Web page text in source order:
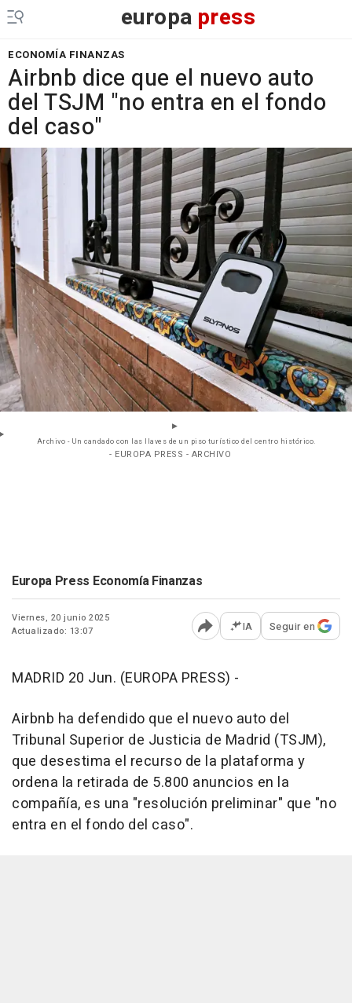
europa press
ECONOMÍA FINANZAS
Airbnb dice que el nuevo auto
del TSJM "no entra en el fondo
del caso"
Archivo - Un candado con las llaves de un piso turístico del centro histórico.
- EUROPA PRESS - ARCHIVO
Europa Press Economía Finanzas
Viernes, 20 junio 2025
Actualizado: 13:07
Abrir opciones para
IA Seguir en
MADRID 20 Jun. (EUROPA PRESS) -
Airbnb ha defendido que el nuevo auto del
Tribunal Superior de Justicia de Madrid (TSJM),
que desestima el recurso de la plataforma y
ordena la retirada de 5.800 anuncios en la
compañía, es una "resolución preliminar" que "no
entra en el fondo del caso".